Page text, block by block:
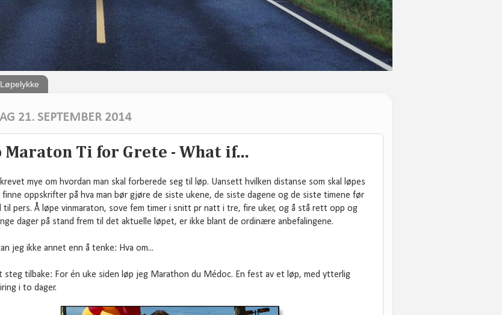
Løpelykke
21. SEPTEMBER 2014
Maraton Ti for Grete - What if...
mye om hvordan man skal forberede seg til løp. Uansett hvilken distanse som skal løpes
finne oppskrifter på hva man bør gjøre de siste ukene, de siste dagene og de siste timene før
til pers. Å løpe vinmaraton, sove fem timer i snitt pr natt i tre, fire uker, og å stå rett opp og
dager på stand frem til det aktuelle løpet, er ikke blant de ordinære anbefalingene.
jeg ikke annet enn å tenke: Hva om...
steg tilbake: For én uke siden løp jeg Marathon du Médoc. En fest av et løp, med ytterlig
i to dager.